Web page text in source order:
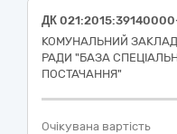
КОМУНАЛЬНИЙ ЗАКЛАД
РАДИ "БАЗА
ПОСТАЧАННЯ"
Очікувана вартість